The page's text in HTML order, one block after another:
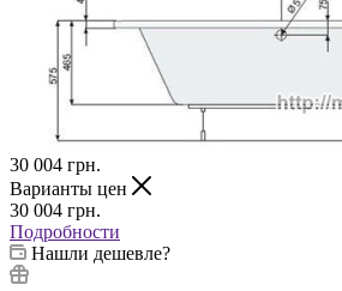
30 004 грн.
Варианты цен
30 004 грн.
Подробности
Нашли дешевле?